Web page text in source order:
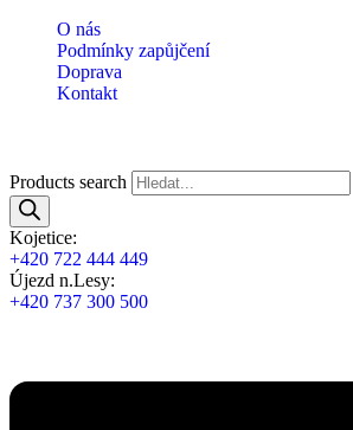
O nás
Podmínky zapůjčení
Doprava
Kontakt
Products search
Kojetice:
+420 722 444 449
Újezd n.Lesy:
+420 737 300 500